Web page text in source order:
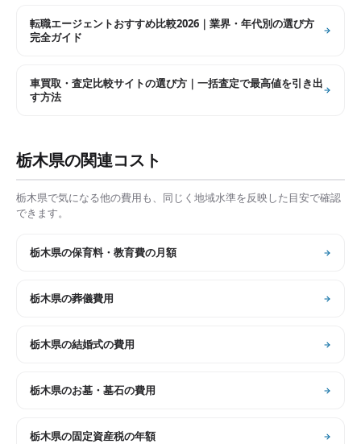
転職エージェントおすすめ比較2026｜業界・年代別の選び方
完全ガイド
車買取・査定比較サイトの選び方｜一括査定で最高値を引き出
す方法
栃木県の関連コスト
栃木県で気になる他の費用も、同じく地域水準を反映した目安で確認
できます。
栃木県の保育料・教育費の月額
栃木県の葬儀費用
栃木県の結婚式の費用
栃木県のお墓・墓石の費用
栃木県の固定資産税の年額